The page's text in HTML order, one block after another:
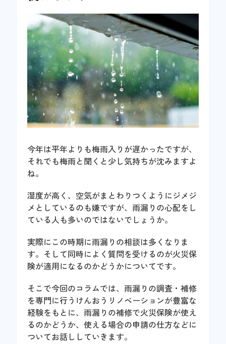
今年は平年よりも梅雨入りが遅かったですが、
それでも梅雨と聞くと少し気持ちが沈みますよ
ね。
湿度が高く、空気がまとわりつくようにジメジ
メとしているのも嫌ですが、雨漏りの心配をし
ている人も多いのではないでしょうか。
実際にこの時期に雨漏りの相談は多くなりま
す。そして同時によく質問を受けるのが火災保
険が適用になるのかどうかについてです。
そこで今回のコラムでは、雨漏りの調査・補修
を専門に行うけんおうリノベーションが豊富な
経験をもとに、雨漏りの補修で火災保険が使え
るのかどうか、使える場合の申請の仕方などに
ついてお話ししていきます。